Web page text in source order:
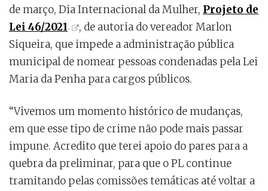
de março, Dia Internacional da Mulher, Projeto de
Lei 46/2021
, de autoria do vereador Marlon
Siqueira, que impede a administração pública
municipal de nomear pessoas condenadas pela Lei
Maria da Penha para cargos públicos.
“Vivemos um momento histórico de mudanças,
em que esse tipo de crime não pode mais passar
impune. Acredito que terei apoio do pares para a
quebra da preliminar, para que o PL continue
tramitando pelas comissões temáticas até voltar a